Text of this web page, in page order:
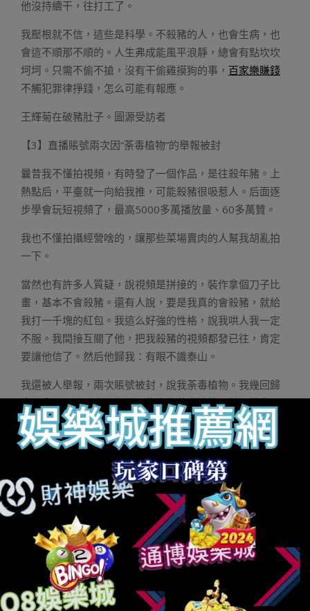
他沒持續干，往打工了。
我壓根就不信，這些是科學。不殺豬的人，也會生病，也
會這不順那不順的。人生弗成能風平浪靜，總會有點坎坎
坷坷。只需不偷不搶，沒有干偷雞摸狗的事， 百家樂賺錢
不觸犯罪律掙錢，怎么可能有報應。
王輝菊在破豬肚子。圖源受訪者
【3】直播賬號兩次因“荼毒植物”的舉報被封
曩昔我不懂拍視頻，有時發了一個作品，是往殺年豬。上
熱點后，平臺就一向給我推，可能殺豬很吸惹人。后面逐
步學會玩短視頻了，最高5000多萬播放量、60多萬贊。
我也不懂拍攝經營啥的，讓那些菜場賣肉的人幫我胡亂拍
一下。
當然也有許多人質疑，說視頻是拼接的，裝作拿個刀子比
畫，基本不會殺豬。還有人說，要是我真的會殺豬，就給
我打一千塊的紅包。我這么好強的性格，說我哄人我一定
不服。我間接互關了他，把我殺豬的視頻都發已往，肯定
要讓他信了。然后他歸我：有眼不識泰山。
我還被人舉報，兩次賬號被封，說我荼毒植物。我幾回歸
應，我只是干屠宰，怎么可能會往荼毒植物？若是說它不
克不及吃，咱們也弗成能往殺它。
但他人仍是一向講，在直播間罵你。把我講煩了，講到氣
憤，我會跟他們吵幾句。我就歸罵“你端起碗吃肉，放下碗
罵屠夫，你臉皮怎么這么厚？”我可不是會被罵到失眼淚的
人，只會意里比較生氣，想絕設施往歸懟。
后來粉絲愈來愈多，我就直播打PK。沒播幾個月，我就不
播了，就感到欠人家情面太多了。他人都掏心掏肺把這個
錢刷給你了，賺的錢都打賞失，然后又被平臺收走一半，
你又拿到一半，這對得起人家嗎？存眷我的粉絲，說真話
都是農夫，是屠夫，他人贏利很費力，人家心血錢都刷給